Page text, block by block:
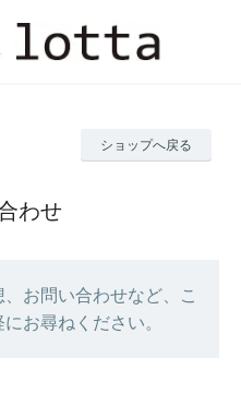
ショップへ戻る
わせ
お問い合わせなど、こ
お尋ねください。